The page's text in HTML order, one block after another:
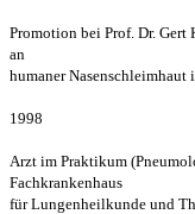
Promotion bei Prof. Dr.
an
humaner Nasenschleimhaut
1998
Arzt im Praktikum
Fachkrankenhaus
für Lungenheilkunde und